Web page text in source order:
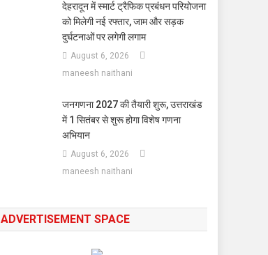
देहरादून में स्मार्ट ट्रैफिक प्रबंधन परियोजना
को मिलेगी नई रफ्तार, जाम और सड़क
दुर्घटनाओं पर लगेगी लगाम
August 6, 2026
maneesh naithani
जनगणना 2027 की तैयारी शुरू, उत्तराखंड
में 1 सितंबर से शुरू होगा विशेष गणना
अभियान
August 6, 2026
maneesh naithani
ADVERTISEMENT SPACE